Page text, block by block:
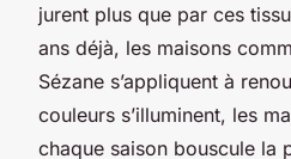
jurent plus que par ces
ans déjà, les maisons
Sézane s’appliquent à
couleurs s’illuminent, les
chaque saison bouscule la